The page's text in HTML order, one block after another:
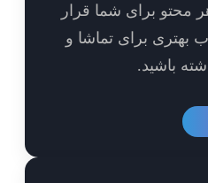
شما قرار
تماشا و